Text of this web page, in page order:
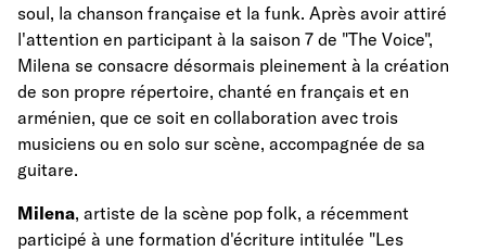
soul, la chanson française et la funk. Après avoir attiré
l'attention en participant à la saison 7 de "The Voice",
Milena se consacre désormais pleinement à la création
de son propre répertoire, chanté en français et en
arménien, que ce soit en collaboration avec trois
musiciens ou en solo sur scène, accompagnée de sa
guitare.
Milena, artiste de la scène pop folk, a récemment
participé à une formation d'écriture intitulée "Les